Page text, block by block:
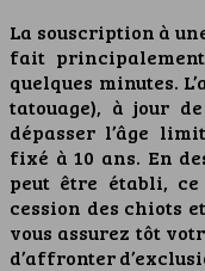
La souscription à
fait
quelques minutes.
tatouage), à jour
dépasser l’âge
fixé à 10 ans. En
peut être établi,
cession des chiots
vous assurez tôt
d’affronter